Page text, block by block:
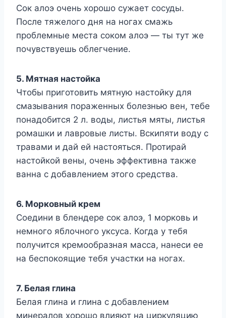
Сок алоэ очень хорошо сужает сосуды.
После тяжелого дня на ногах смажь
проблемные места соком алоэ — ты тут же
почувствуешь облегчение.
5. Мятная настойка
Чтобы приготовить мятную настойку для
смазывания пораженных болезнью вен, тебе
понадобится 2 л. воды, листья мяты, листья
ромашки и лавровые листы. Вскипяти воду с
травами и дай ей настояться. Протирай
настойкой вены, очень эффективна также
ванна с добавлением этого средства.
6. Морковный крем
Соедини в блендере сок алоэ, 1 морковь и
немного яблочного уксуса. Когда у тебя
получится кремообразная масса, нанеси ее
на беспокоящие тебя участки на ногах.
7. Белая глина
Белая глина и глина с добавлением
минералов хорошо влияют на циркуляцию